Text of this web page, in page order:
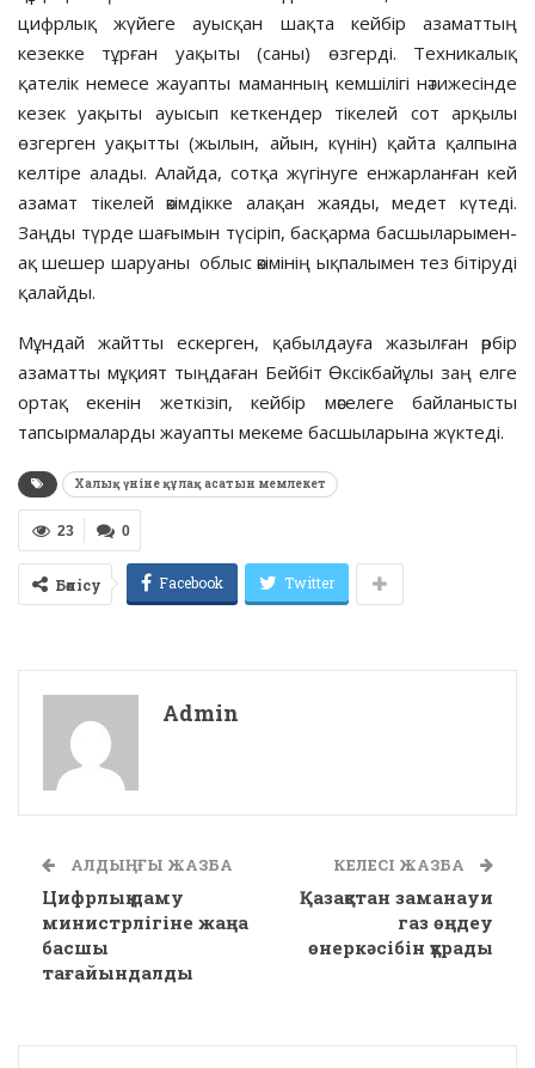
цифрлық жүйеге ауысқан шақта кейбір азаматтың
кезекке тұрған уақыты (саны) өзгерді. Техникалық
қателік немесе жауапты маманның кемшілігі нәтижесінде
кезек уақыты ауысып кеткендер тікелей сот арқылы
өзгерген уақытты (жылын, айын, күнін) қайта қалпына
келтіре алады. Алайда, сотқа жүгінуге енжарланған кей
азамат тікелей әкімдікке алақан жаяды, медет күтеді.
Заңды түрде шағымын түсіріп, басқарма басшыларымен-
ақ шешер шаруаны облыс әкімінің ықпалымен тез бітіруді
қалайды.
Мұндай жайтты ескерген, қабылдауға жазылған әрбір
азаматты мұқият тыңдаған Бейбіт Өксікбайұлы заң елге
ортақ екенін жеткізіп, кейбір мәселеге байланысты
тапсырмаларды жауапты мекеме басшыларына жүктеді.
Халық үніне құлақ асатын мемлекет
0
23
Бөлісу Facebook Twitter
Admin
АЛДЫҢҒЫ ЖАЗБА
Цифрлық даму
министрлігіне жаңа
басшы
тағайындалды
КЕЛЕСІ ЖАЗБА
Қазақстан заманауи
газ өңдеу
өнеркәсібін құрады